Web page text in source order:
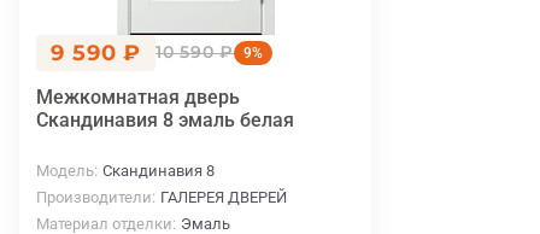
9 590 ₽ 10 590 ₽ 9%
Межкомнатная дверь
Скандинавия 8 эмаль белая
Модель Скандинавия 8
Производители ГАЛЕРЕЯ ДВЕРЕЙ
Материал отделки Эмаль